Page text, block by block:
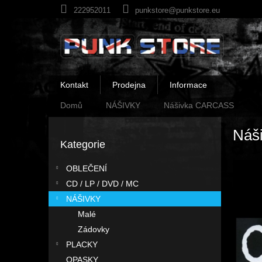
222952011 punkstore@punkstore.eu
Kontakt Prodejna Informace
Domů NÁŠIVKY Nášivka CARCASS
Přeskočit
Kategorie
OBLEČENÍ
CD / LP / DVD / MC
NÁŠIVKY
Malé
Zádovky
PLACKY
OPASKY